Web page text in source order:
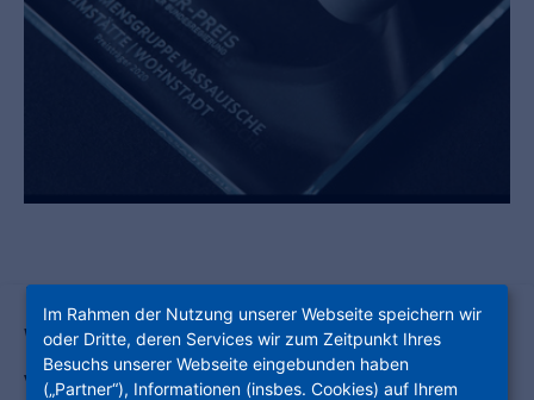
Hessens größtes
Wohnungsunternehmen für
verantwortungsvolles und nachhaltiges
Im Rahmen der Nutzung unserer Webseite speichern wir
oder Dritte, deren Services wir zum Zeitpunkt Ihres
Besuchs unserer Webseite eingebunden haben
(„Partner“), Informationen (insbes. Cookies) auf Ihrem